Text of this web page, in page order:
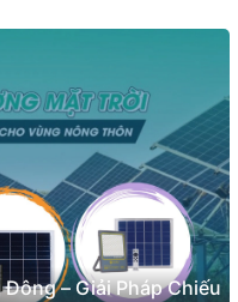
– Giải Pháp Chiếu